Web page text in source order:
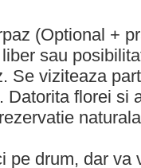
(Optional +
sau
Se viziteaza
Datorita florei si
pe drum, dar va